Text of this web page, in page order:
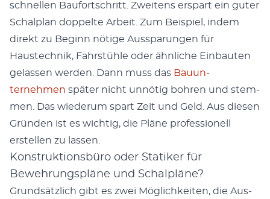
schnellen Bau­fortschritt. Zweit­ens erspart ein guter
Schalplan dop­pelte Arbeit. Zum Beispiel, indem
direkt zu Beginn nötige Auss­parun­gen für
Haustech­nik, Fahrstüh­le oder ähn­liche Ein­baut­en
gelassen wer­den. Dann muss das Bau­un­
ternehmen später nicht unnötig bohren und stem­
men. Das wiederum spart Zeit und Geld. Aus diesen
Grün­den ist es wichtig, die Pläne pro­fes­sionell
erstellen zu lassen.
Konstruktionsbüro oder Statiker für
Bewehrungspläne und Schalpläne?
Grund­sät­zlich gibt es zwei Möglichkeit­en, die Aus­